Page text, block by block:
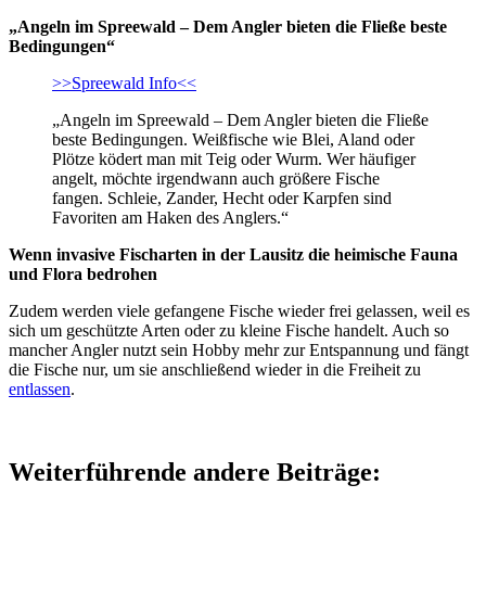
„Angeln im Spreewald – Dem Angler bieten die Fließe beste
Bedingungen“
>>Spreewald Info<<
„Angeln im Spreewald – Dem Angler bieten die Fließe
beste Bedingungen. Weißfische wie Blei, Aland oder
Plötze ködert man mit Teig oder Wurm. Wer häufiger
angelt, möchte irgendwann auch größere Fische
fangen. Schleie, Zander, Hecht oder Karpfen sind
Favoriten am Haken des Anglers.“
Wenn invasive Fischarten in der Lausitz die heimische Fauna
und Flora bedrohen
Zudem werden viele gefangene Fische wieder frei gelassen, weil es
sich um geschützte Arten oder zu kleine Fische handelt. Auch so
mancher Angler nutzt sein Hobby mehr zur Entspannung und fängt
die Fische nur, um sie anschließend wieder in die Freiheit zu
entlassen.
Weiterführende andere Beiträge: